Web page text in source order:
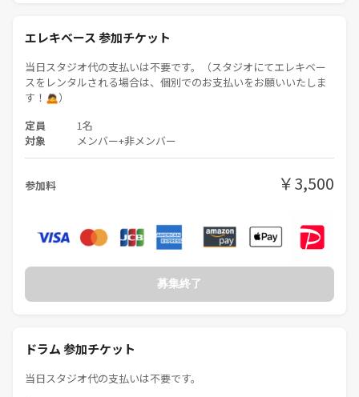
エレキベース 参加チケット
当日スタジオ代の支払いは不要です。（スタジオにてエレキベー
スをレンタルされる場合は、個別でのお支払いをお願いいたしま
す！🙇）
定員 1名
対象 メンバー+非メンバー
参加料 ￥3,500
募集終了
ドラム 参加チケット
当日スタジオ代の支払いは不要です。